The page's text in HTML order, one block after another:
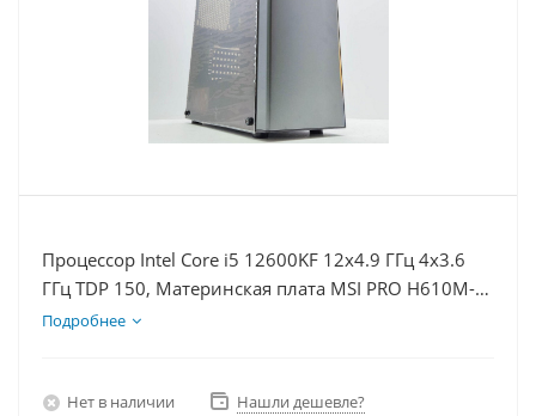
Процессор Intel Core i5 12600KF 12x4.9 ГГц 4x3.6
ГГц TDP 150, Материнская плата MSI PRO H610M-E,
Видеокарта RTX 4070 12Гб, Память DDR4 64Gb,
Подробнее
Нет в наличии Нашли дешевле?